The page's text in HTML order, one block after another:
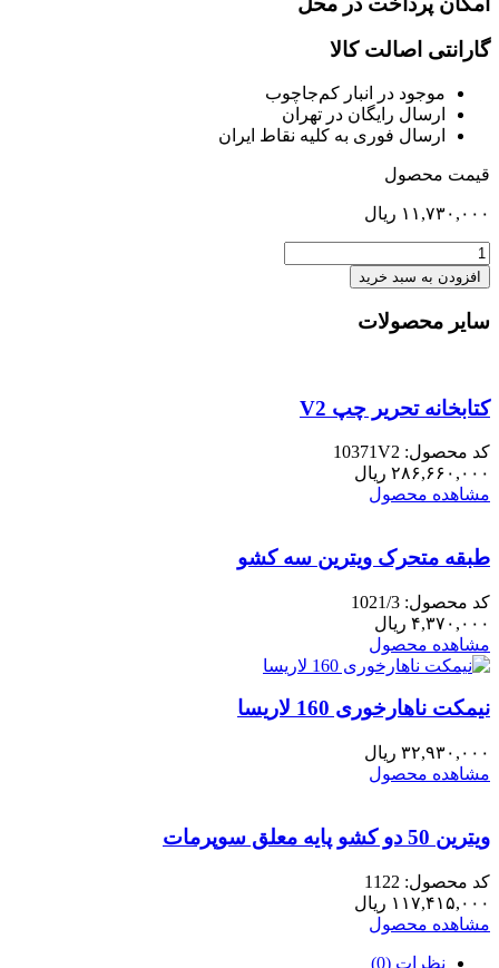
گارانتی اصالت کالا
موجود در انبار کم‌‌جاچوب
ارسال رایگان در تهران
ارسال فوری به کلیه نقاط ایران
قیمت محصول
۱۱,۷۳۰,۰۰۰ ریال
درب
چوبی
براق
برای
میز
افزودن به سبد خرید
سایر محصولات
کتابخانه تحریر چپ V2
کد محصول: 10371V2
۲۸۶,۶۶۰,۰۰۰ ریال
مشاهده محصول
طبقه متحرک ویترین سه کشو
کد محصول: 1021/3
۴,۳۷۰,۰۰۰ ریال
مشاهده محصول
نیمکت ناهارخوری 160 لاریسا
۳۲,۹۳۰,۰۰۰ ریال
مشاهده محصول
ویترین 50 دو کشو پایه معلق سوپرمات
کد محصول: 1122
۱۱۷,۴۱۵,۰۰۰ ریال
مشاهده محصول
نظرات (0)